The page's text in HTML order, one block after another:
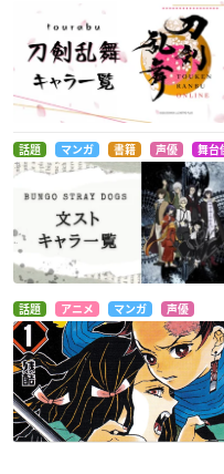
話題 マンガ 書籍 声優 舞台
話題 アニメ マンガ 声優